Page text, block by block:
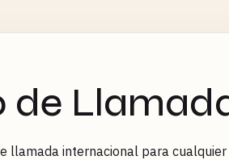
de
llamada internacional para